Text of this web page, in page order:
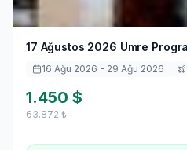
17 Ağustos 2026 Umre
16 Ağu 2026 - 29 Ağu 2026
1.450 $
63.872 ₺